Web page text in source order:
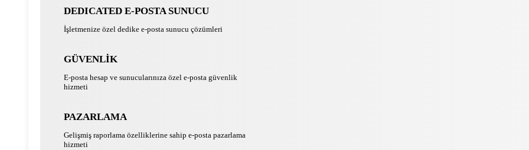
DEDICATED E-POSTA SUNUCU
İşletmenize özel dedike e-posta sunucu çözümleri
GÜVENLİK
E-posta hesap ve sunucularınıza özel e-posta güvenlik
hizmeti
PAZARLAMA
Gelişmiş raporlama özelliklerine sahip e-posta pazarlama
hizmeti